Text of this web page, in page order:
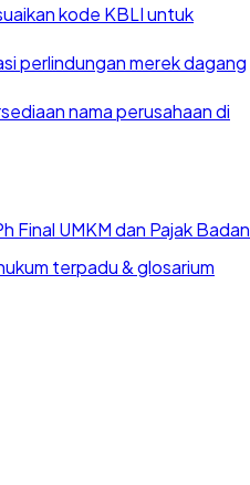
kode KBLI untuk
perlindungan merek dagang
nama perusahaan di
Final UMKM dan Pajak Badan
terpadu & glosarium